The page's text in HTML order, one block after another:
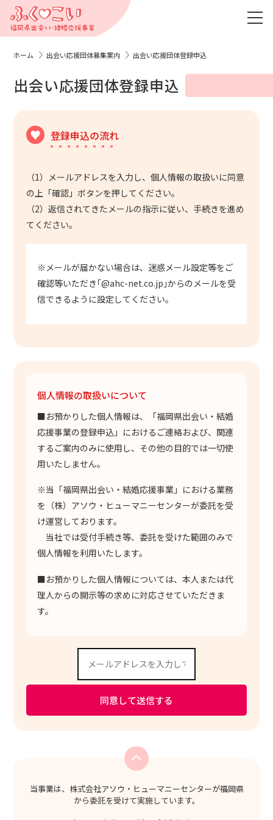
ホーム 出会い応援団体募集案内 出会い応援団体登録申込
出会い応援団体登録申込
登録申込の流れ
（1）メールアドレスを入力し、個人情報の取扱いに同意
の上「確認」ボタンを押してください。
（2）返信されてきたメールの指示に従い、手続きを進め
てください。
※メールが届かない場合は、迷惑メール設定等をご
確認等いただき｢@ahc-net.co.jp｣からのメールを受
信できるように設定してください。
個人情報の取扱いについて
■お預かりした個人情報は、「福岡県出会い・結婚
応援事業の登録申込」におけるご連絡および、関連
するご案内のみに使用し、その他の目的では一切使
用いたしません。
※当「福岡県出会い・結婚応援事業」における業務
を（株）アソウ・ヒューマニーセンターが委託を受
け運営しております。
当社では受付手続き等、委託を受けた範囲のみで
個人情報を利用いたします。
■お預かりした個人情報については、本人または代
理人からの開示等の求めに対応させていただきま
す。
当事業は、株式会社アソウ・ヒューマニーセンターが福岡県
から委託を受けて実施しています。